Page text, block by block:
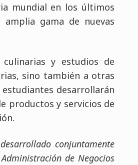
mundial en los últimos
gama de nuevas
y estudios de
sino también a otras
desarrollarán
productos y servicios de
conjuntamente
de Negocios